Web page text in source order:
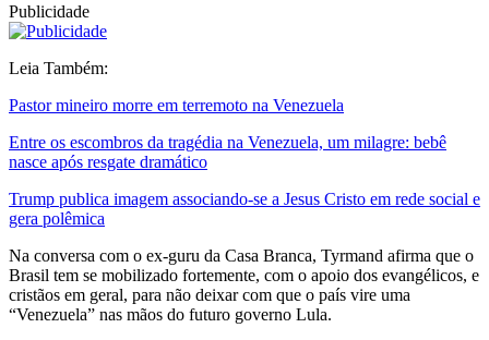
Publicidade
Leia Também:
Pastor mineiro morre em terremoto na Venezuela
Entre os escombros da tragédia na Venezuela, um milagre: bebê
nasce após resgate dramático
Trump publica imagem associando-se a Jesus Cristo em rede social e
gera polêmica
Na conversa com o ex-guru da Casa Branca, Tyrmand afirma que o
Brasil tem se mobilizado fortemente, com o apoio dos evangélicos, e
cristãos em geral, para não deixar com que o país vire uma
“Venezuela” nas mãos do futuro governo Lula.